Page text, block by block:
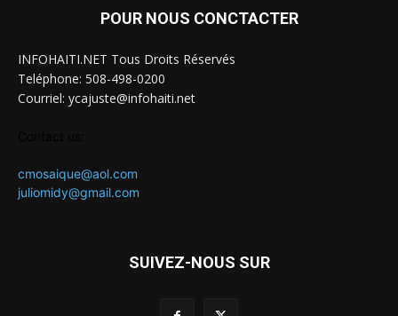
POUR NOUS CONCTACTER
INFOHAITI.NET Tous Droits Réservés
Teléphone: 508-498-0200
Courriel: ycajuste@infohaiti.net
cmosaique@aol.com
juliomidy@gmail.com
SUIVEZ-NOUS SUR